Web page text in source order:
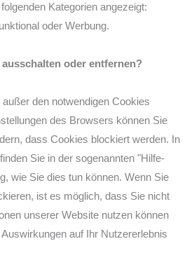
Kategorien angezeigt:
oder Werbung.
oder entfernen?
den notwendigen Cookies
des Browsers können Sie
dass Cookies blockiert werden. In
Sie in der sogenannten "Hilfe-
wie Sie dies tun können. Wenn Sie
ist es möglich, dass Sie nicht
unserer Website nutzen können
auf Ihr Nutzererlebnis